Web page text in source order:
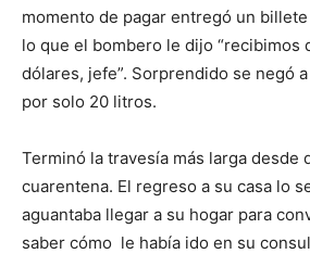
momento de pagar entregó un
lo que el bombero le dijo “recibimos
dólares, jefe”. Sorprendido se negó
por solo 20 litros.
Terminó la travesía más larga desde
cuarentena. El regreso a su casa lo
aguantaba llegar a su hogar para
saber cómo le había ido en su